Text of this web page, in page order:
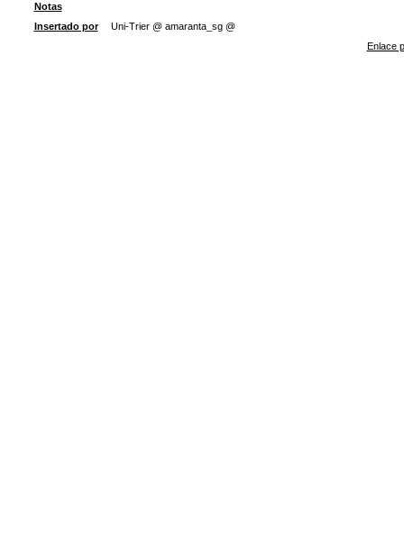
Notas
Insertado por
Uni-Trier @ amaranta_sg @
Enlace